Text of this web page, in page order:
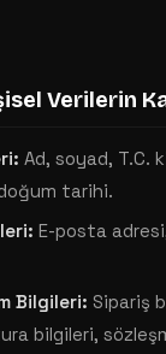
Verilerin
Ad, soyad, T.C.
tarihi.
E-posta
Bilgileri: Sipariş
bilgileri,